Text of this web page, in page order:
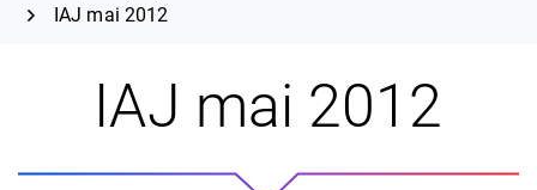
IAJ mai 2012
IAJ mai 2012